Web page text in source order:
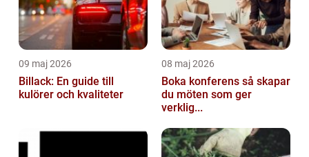
09 maj 2026
Billack: En guide till
kulörer och kvaliteter
08 maj 2026
Boka konferens så skapar
du möten som ger
verklig...